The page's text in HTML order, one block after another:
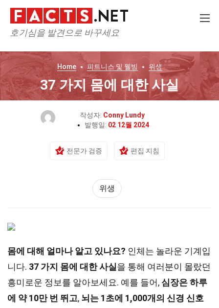
호기심을 발견으로 바꾸세요
Home 피트니스 및 웰빙 위생
37 가지 몸에 대한 사실
작성자: Conny Lundy
발행일: 02 12월 2024
전문가 검증 편집 지침
위생
몸에 대해 얼마나 알고 있나요? 인체는 놀라운 기계입
니다. 37 가지 몸에 대한 사실 을 통해 여러분이 몰랐던
흥미로운 정보를 알아보세요. 예를 들어, 심장은 하루
에 약 10만 번 뛰고, 뇌는 1초에 1,000개의 신경 신호